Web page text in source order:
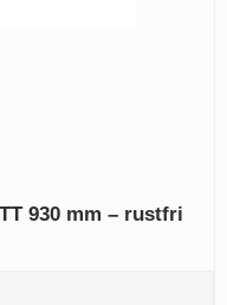
930 mm – rustfri